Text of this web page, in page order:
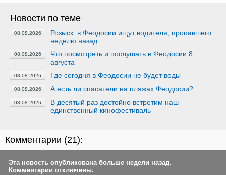
Новости по теме
08.08.2026
Розыск: в Феодосии ищут водителя, пропавшего
неделю назад
08.08.2026
Что посмотреть и послушать в Феодосии 8
августа
08.08.2026 Где сегодня в Феодосии не будет воды
08.08.2026 А есть ли спасатели на пляжах Феодосии?
08.08.2026
В десятый раз достойно встретим наш
единственный кинофестиваль
Комментарии (21):
Эта новость опубликована больше недели назад.
Комментарии отключены.